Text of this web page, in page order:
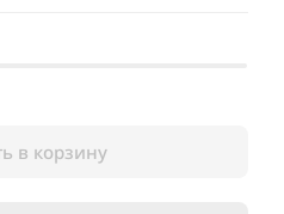
в корзину